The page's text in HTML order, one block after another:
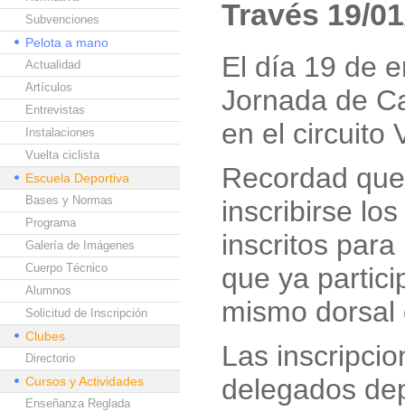
Subvenciones
Pelota a mano
Actualidad
Artículos
Entrevistas
Instalaciones
Vuelta ciclista
Escuela Deportiva
Bases y Normas
Programa
Galería de Imágenes
Cuerpo Técnico
Alumnos
Solicitud de Inscripción
Clubes
Directorio
Cursos y Actividades
Enseñanza Reglada
Través 19/
El día 19 de
Jornada de
en el circuito
Recordad
inscribirse
inscritos
que ya
mismo
Las
delegados